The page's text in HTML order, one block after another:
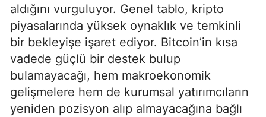
aldığını vurguluyor. Genel tablo, kripto
piyasalarında yüksek oynaklık ve temkinli
bir bekleyişe işaret ediyor. Bitcoin’in kısa
vadede güçlü bir destek bulup
bulamayacağı, hem makroekonomik
gelişmelere hem de kurumsal yatırımcıların
yeniden pozisyon alıp almayacağına bağlı